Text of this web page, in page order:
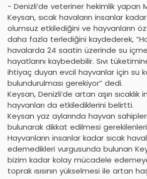
- Denizli’de veteriner hekimlik yapan
Keysan, sıcak havaların insanlar
olumsuz etkilediğini ve hayvanların
daha fazla terlediğini kaydederek,
havalarda 24 saatin üzerinde su
hayatlarını kaybedebilir. Sıvı
ihtiyaç duyan evcil hayvanlar için su
bulundurulması gerekiyor” dedi.
Keysan, Denizli’de artan aşırı sıcaklık
hayvanları da etkilediklerini belirtti.
Keysan yaz aylarında hayvan
bulunarak dikkat edilmesi
Hayvanların insanlar kadar sıcak
edemedikleri vurgusunda bulunan
bizim kadar kolay mücadele
toprak ısısının yükselmesi ile artan